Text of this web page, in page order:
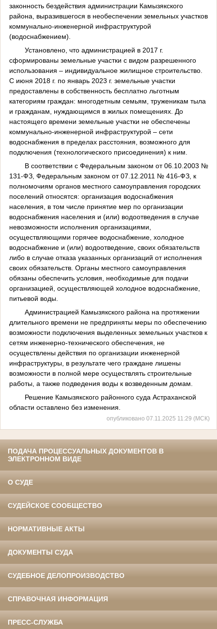
законность бездействия администрации Камызякского
района, выразившегося в необеспечении земельных участков
коммунально-инженерной инфраструктурой
(водоснабжением).
Установлено, что администрацией в 2017 г.
сформированы земельные участки с видом разрешенного
использования – индивидуальное жилищное строительство.
С июня 2018 г. по январь 2023 г. земельные участки
предоставлены в собственность бесплатно льготным
категориям граждан: многодетным семьям, труженикам тыла
и гражданам, нуждающимся в жилых помещениях. До
настоящего времени земельные участки не обеспечены
коммунально-инженерной инфраструктурой – сети
водоснабжения в пределах расстояния, возможного для
подключения (технологического присоединения) к ним.
В соответствии с Федеральным законом от 06.10.2003 №
131-ФЗ, Федеральным законом от 07.12.2011 № 416-ФЗ, к
полномочиям органов местного самоуправления городских
поселений относятся: организация водоснабжения
населения, в том числе принятие мер по организации
водоснабжения населения и (или) водоотведения в случае
невозможности исполнения организациями,
осуществляющими горячее водоснабжение, холодное
водоснабжение и (или) водоотведение, своих обязательств
либо в случае отказа указанных организаций от исполнения
своих обязательств. Органы местного самоуправления
обязаны обеспечить условия, необходимые для подачи
организацией, осуществляющей холодное водоснабжение,
питьевой воды.
Администрацией Камызякского района на протяжении
длительного времени не предприняты меры по обеспечению
возможности подключения выделенных земельных участков к
сетям инженерно-технического обеспечения, не
осуществлены действия по организации инженерной
инфраструктуры, в результате чего граждане лишены
возможности в полной мере осуществлять строительные
работы, а также подведения воды к возведенным домам.
Решение Камызякского районного суда Астраханской
области оставлено без изменения.
опубликовано 07.11.2025 11:29 (МСК)
ПОДАЧА ПРОЦЕССУАЛЬНЫХ ДОКУМЕНТОВ В
ЭЛЕКТРОННОМ ВИДЕ
О СУДЕ
СУДЕЙСКОЕ СООБЩЕСТВО
НОРМАТИВНЫЕ АКТЫ
ДОКУМЕНТЫ СУДА
СУДЕБНОЕ ДЕЛОПРОИЗВОДСТВО
СПРАВОЧНАЯ ИНФОРМАЦИЯ
ПРЕСС-СЛУЖБА